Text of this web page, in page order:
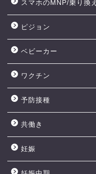
スマホのMNP/乗り換え
ピジョン
ベビーカー
ワクチン
予防接種
共働き
妊娠